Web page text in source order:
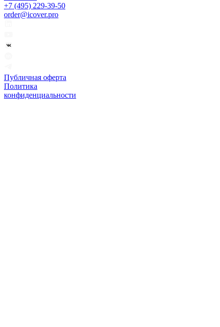
+7 (495) 229-39-50
order@icover.pro
Публичная оферта
Политика
конфиденциальности